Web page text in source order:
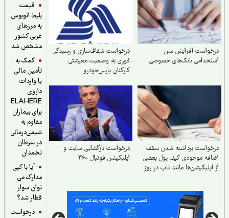
قیمت
بلیط اتوبوس
به مرزهای
غربی کشور
مشخص شد
کمک به
تأمین مالی
یا واردات
ELAHERE
برای بیماران
مقاوم به
شیمی‌درمانی
در سرطان
تخمدان
آیا با کپی
مدارک می
توان سوار
قطار شد؟
درخواست
افزایش سن
بانک‌های خصوصی
درخواست شفاف‌سازی و رسیدگی
فوری به وضعیت معیشتی
کارکنان پارس‌خودرو
برداشته شدن سقف
موجودی کیف پول بعضی
مانند تاپ در روز
درخواست بازگشایی سایت و
اپلیکیشن فوتبال ۳۶۰